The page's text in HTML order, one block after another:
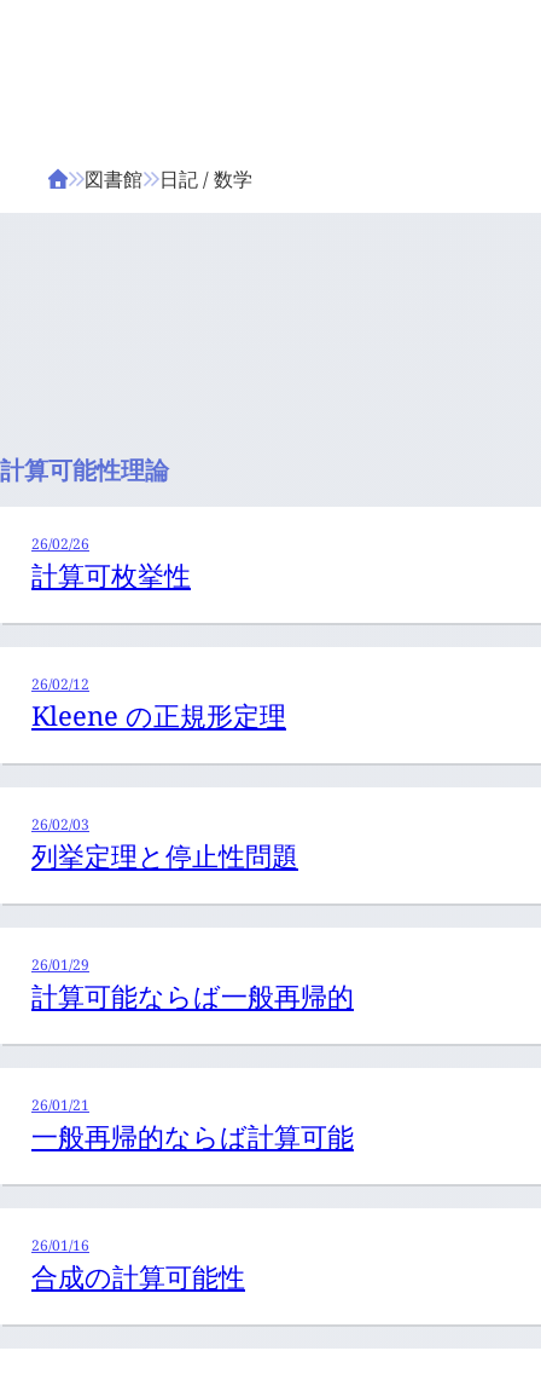
図書館 日記 / 数学
計算可能性理論
26/02/26
計算可枚挙性
26/02/12
Kleene の正規形定理
26/02/03
列挙定理と停止性問題
26/01/29
計算可能ならば一般再帰的
26/01/21
一般再帰的ならば計算可能
26/01/16
合成の計算可能性